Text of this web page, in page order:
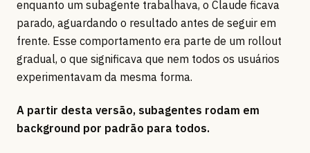
enquanto um subagente trabalhava, o Claude ficava
parado, aguardando o resultado antes de seguir em
frente. Esse comportamento era parte de um rollout
gradual, o que significava que nem todos os usuários
experimentavam da mesma forma.
A partir desta versão, subagentes rodam em
background por padrão para todos.